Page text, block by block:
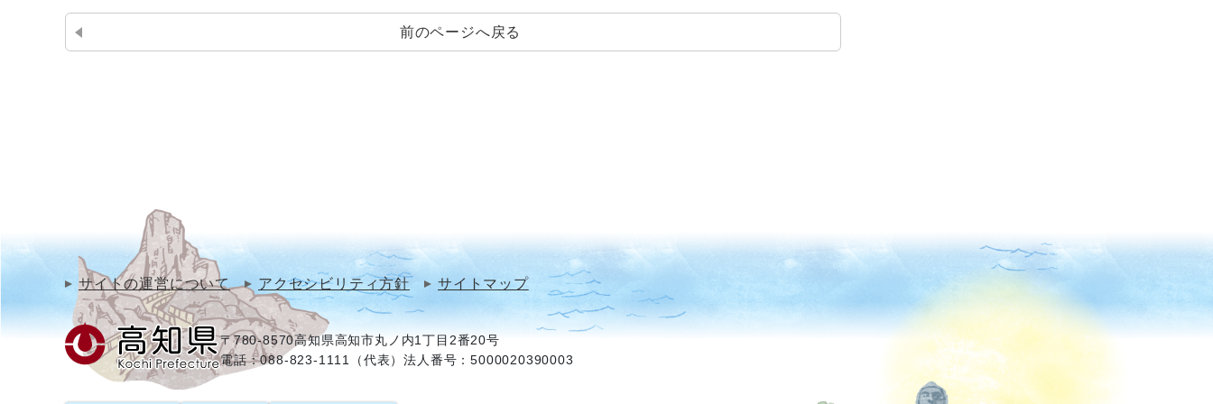
前のページへ戻る
サイトの運営について アクセシビリティ方針 サイトマップ
〒780-8570高知県高知市丸ノ内1丁目2番20号
電話：088-823-1111（代表）法人番号：5000020390003